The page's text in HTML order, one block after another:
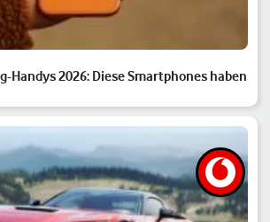
Handys 2026: Diese Smartphones haben